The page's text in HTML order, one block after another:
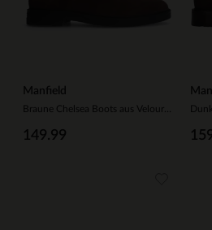
Manfield
149.99